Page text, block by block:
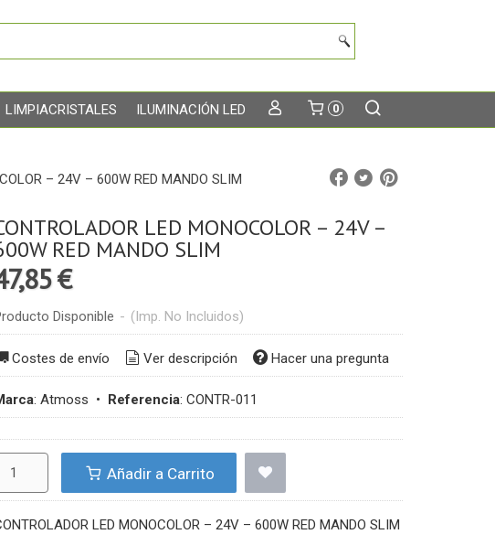
LIMPIACRISTALES ILUMINACIÓN LED 0
– 24V – 600W RED MANDO SLIM
LED MONOCOLOR – 24V –
RED MANDO SLIM
€
Disponible - (Imp. No Incluidos)
Costes de envío Ver descripción Hacer una pregunta
: Atmoss • Referencia: CONTR-011
Añadir a Carrito
LED MONOCOLOR – 24V – 600W RED MANDO SLIM